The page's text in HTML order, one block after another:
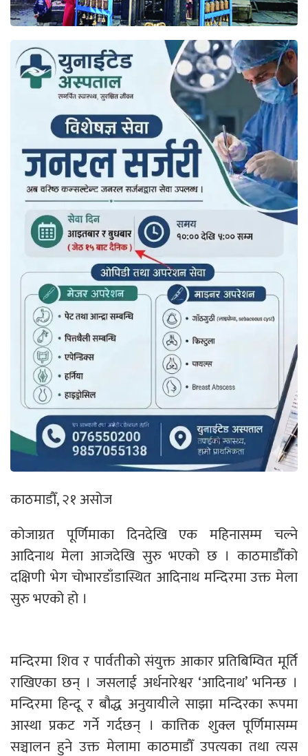
काठमाडौँ, २१ असोज
कोजाग्रत पूर्णिमाका दिनदेखि एक महिनासम्म चल्ने
आदिनाथ मेला आजदेखि सुरु भएको छ । काठमाडौँको
दक्षिणी भेग चोभारडाँडास्थित आदिनाथ मन्दिरमा उक्त मेला
सुरु भएको हो ।
मन्दिरमा शिव र पार्वतीको संयुक्त आकार प्रतिबिम्वित मूर्ति
राखिएका छन् । जसलाई अर्धनारेश्वर ‘आदिनाथ’ भनिन्छ ।
मन्दिरमा हिन्दू र बौद्ध अनुयायीले साझा मन्दिरका रूपमा
आस्था प्रकट गर्ने गर्दछन् । कात्तिक शुक्ल पूर्णिमासम्म
सञ्चालन हुने उक्त मेलामा काठमाडौँ उपत्यका तथा त्यस